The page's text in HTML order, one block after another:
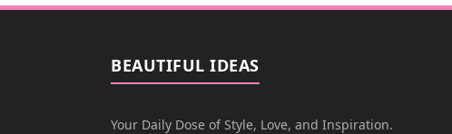
BEAUTIFUL IDEAS
Your Daily Dose of Style, Love, and Inspiration.